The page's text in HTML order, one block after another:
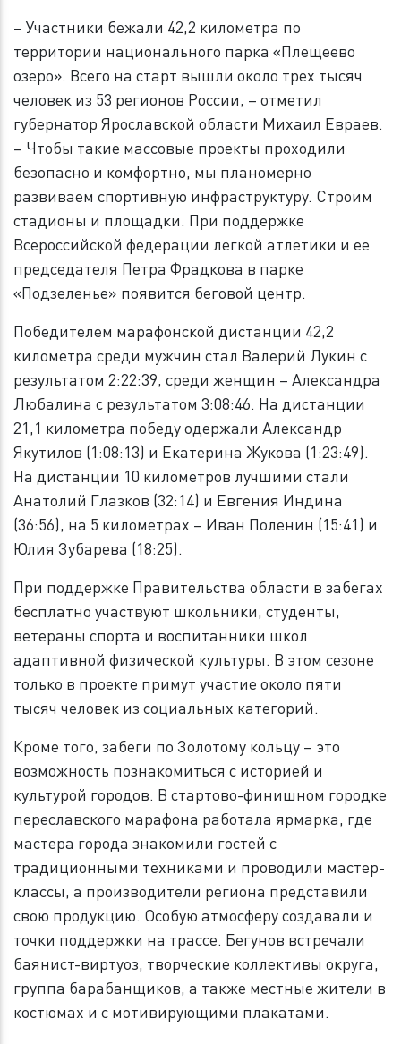
– Участники бежали 42,2 километра по
территории национального парка «Плещеево
озеро». Всего на старт вышли около трех тысяч
человек из 53 регионов России, – отметил
губернатор Ярославской области Михаил Евраев.
– Чтобы такие массовые проекты проходили
безопасно и комфортно, мы планомерно
развиваем спортивную инфраструктуру. Строим
стадионы и площадки. При поддержке
Всероссийской федерации легкой атлетики и ее
председателя Петра Фрадкова в парке
«Подзеленье» появится беговой центр.
Победителем марафонской дистанции 42,2
километра среди мужчин стал Валерий Лукин с
результатом 2:22:39, среди женщин – Александра
Любалина с результатом 3:08:46. На дистанции
21,1 километра победу одержали Александр
Якутилов (1:08:13) и Екатерина Жукова (1:23:49).
На дистанции 10 километров лучшими стали
Анатолий Глазков (32:14) и Евгения Индина
(36:56), на 5 километрах – Иван Поленин (15:41) и
Юлия Зубарева (18:25).
При поддержке Правительства области в забегах
бесплатно участвуют школьники, студенты,
ветераны спорта и воспитанники школ
адаптивной физической культуры. В этом сезоне
только в проекте примут участие около пяти
тысяч человек из социальных категорий.
Кроме того, забеги по Золотому кольцу – это
возможность познакомиться с историей и
культурой городов. В стартово-финишном городке
переславского марафона работала ярмарка, где
мастера города знакомили гостей с
традиционными техниками и проводили мастер-
классы, а производители региона представили
свою продукцию. Особую атмосферу создавали и
точки поддержки на трассе. Бегунов встречали
баянист-виртуоз, творческие коллективы округа,
группа барабанщиков, а также местные жители в
костюмах и с мотивирующими плакатами.